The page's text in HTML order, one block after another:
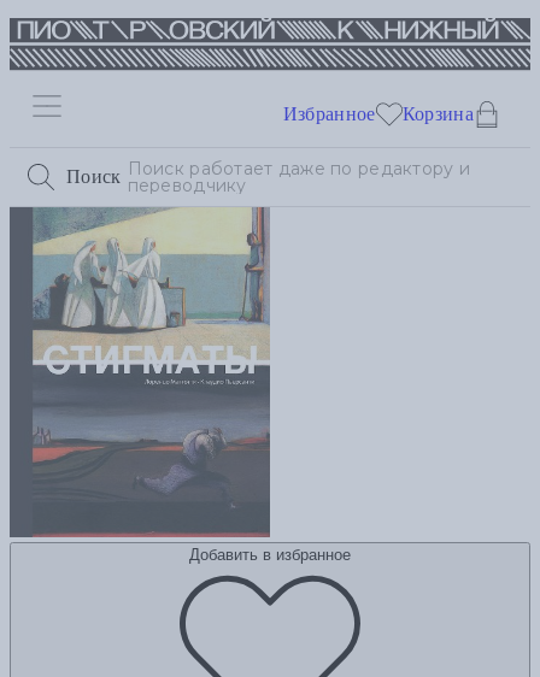
Поиск
Избранное Корзина
Добавить в избранное